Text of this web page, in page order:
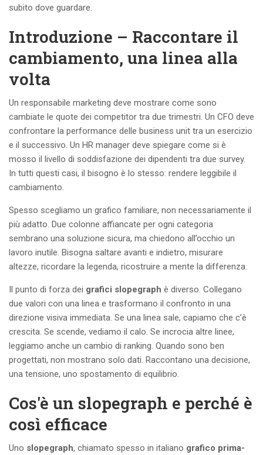
subito dove guardare.
Introduzione – Raccontare il
cambiamento, una linea alla
volta
Un responsabile marketing deve mostrare come sono
cambiate le quote dei competitor tra due trimestri. Un CFO deve
confrontare la performance delle business unit tra un esercizio
e il successivo. Un HR manager deve spiegare come si è
mosso il livello di soddisfazione dei dipendenti tra due survey.
In tutti questi casi, il bisogno è lo stesso: rendere leggibile il
cambiamento.
Spesso scegliamo un grafico familiare, non necessariamente il
più adatto. Due colonne affiancate per ogni categoria
sembrano una soluzione sicura, ma chiedono all’occhio un
lavoro inutile. Bisogna saltare avanti e indietro, misurare
altezze, ricordare la legenda, ricostruire a mente la differenza.
Il punto di forza dei grafici slopegraph è diverso. Collegano
due valori con una linea e trasformano il confronto in una
direzione visiva immediata. Se una linea sale, capiamo che c’è
crescita. Se scende, vediamo il calo. Se incrocia altre linee,
leggiamo anche un cambio di ranking. Quando sono ben
progettati, non mostrano solo dati. Raccontano una decisione,
una tensione, uno spostamento di equilibrio.
Cos'è un slopegraph e perché è
così efficace
Uno slopegraph, chiamato spesso in italiano grafico prima-